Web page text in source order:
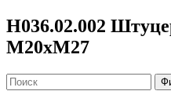
Н036.02.002
М20хМ27